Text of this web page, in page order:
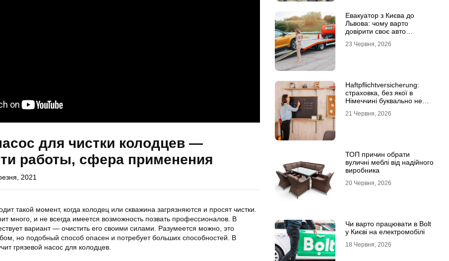
для чистки колодцев —
работы, сфера применения
2021
такой момент, когда колодец или скважина загрязняются и просят чистки.
много, и не всегда имеется возможность позвать профессионалов. В
вариант — очистить его своими силами. Разумеется можно, это
но подобный способ опасен и потребует больших способностей. В
грязевой насос для колодцев.
Евакуатор з Києва до
Львова: чому варто
довірити своє авто
23 Червня, 2026
Haftpflichtversicherung:
страховка, без якої в
Німеччині буквально не
21 Червня, 2026
ТОП причин обрати
вуличні меблі від надійного
виробника
20 Червня, 2026
Чи варто працювати в Bolt
у Києві на електромобілі
18 Червня, 2026